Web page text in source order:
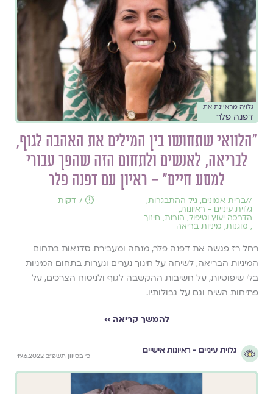
גלויה מראיינת את
דפנה פלר
"הלוואי שתחושו בין המילים את האהבה לגוף,
לבריאה, לאנשים ולתחום הזה שהפך עבורי
למסע חיים" – ראיון עם דפנה פלר
//ברית אמונים, גיל ההתבגרות,
גלוית עיניים - ראיונות,
הדרכה יעוץ וטיפול, הורות, חינוך
, מוגנות, מיניות בריאה
⏱️ 7 דקות
רחל רז פגשה את דפנה פלר, מנחה ומעבירת סדנאות בתחום
המיניות הבריאה, לשיחה על חינוך נערים ונערות בתחום המיניות
בלי שיפוטיות, על חשיבות ההקשבה לגוף ולניסוח הצרכים, על
פתיחות השיח וגם על גבולותיו.
להמשך קריאה ››
גלוית עיניים - ראיונות אישיים
כ׳ בסיוון תשפ״ב 19.6.2022